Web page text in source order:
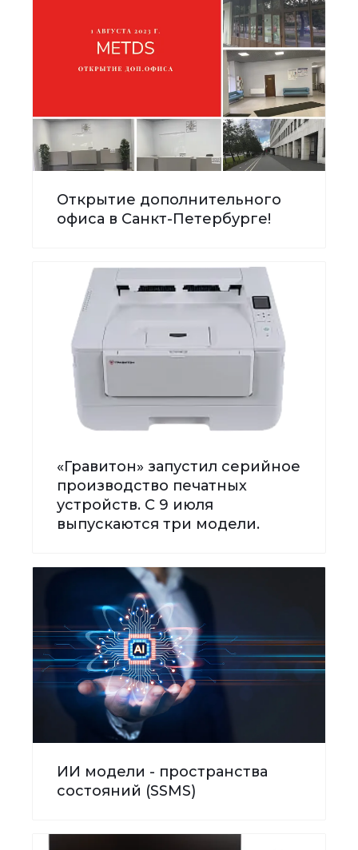
Открытие дополнительного
офиса в Санкт-Петербурге!
«Гравитон» запустил серийное
производство печатных
устройств. С 9 июля
выпускаются три модели.
ИИ модели - пространства
состояний (SSMS)